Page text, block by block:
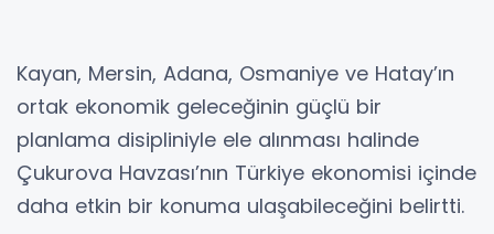
Kayan, Mersin, Adana, Osmaniye ve Hatay’ın
ortak ekonomik geleceğinin güçlü bir
planlama disipliniyle ele alınması halinde
Çukurova Havzası’nın Türkiye ekonomisi içinde
daha etkin bir konuma ulaşabileceğini belirtti.